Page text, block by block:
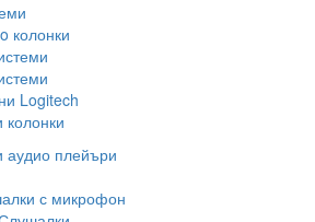
колонки
Logitech
колонки
аудио плейъри
с микрофон